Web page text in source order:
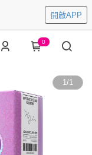
開啟APP
0
1/1